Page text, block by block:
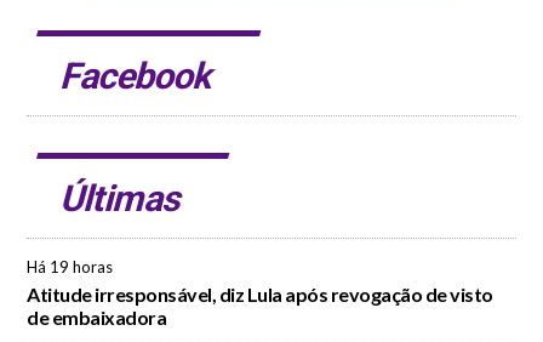
Facebook
Últimas
Há 19 horas
Atitude irresponsável, diz Lula após revogação de visto
de embaixadora